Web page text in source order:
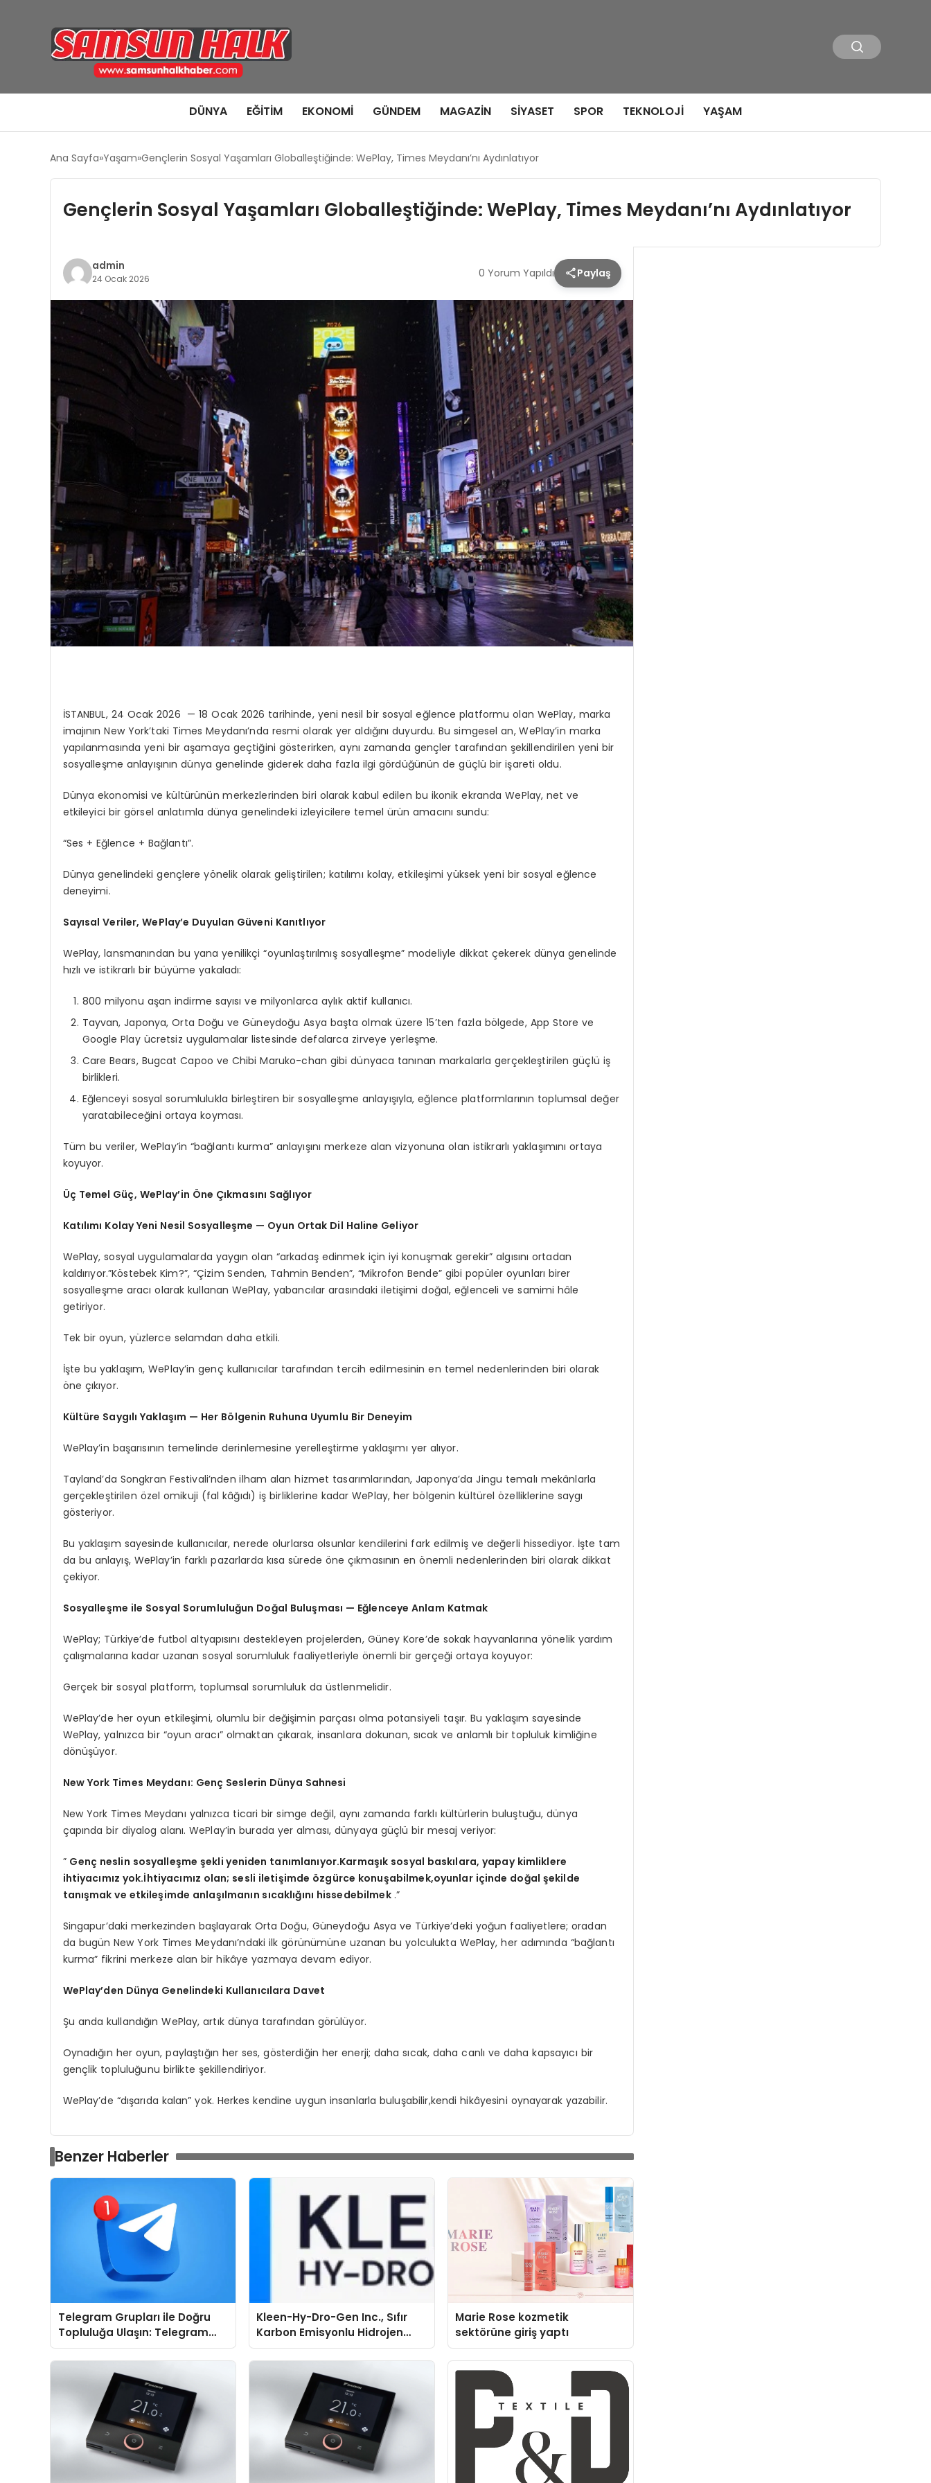
DÜNYA EĞITIM EKONOMI GÜNDEM MAGAZIN SIYASET SPOR TEKNOLOJI YAŞAM
Ana Sayfa Yaşam Gençlerin Sosyal Yaşamları Globalleştiğinde: WePlay, Times Meydanı’nı Aydınlatıyor
Gençlerin Sosyal Yaşamları Globalleştiğinde: WePlay, Times Meydanı’nı Aydınlatıyor
admin
24 Ocak 2026 0 Yorum Yapıldı Paylaş
İSTANBUL, 24 Ocak 2026 — 18 Ocak 2026 tarihinde, yeni nesil bir sosyal eğlence platformu olan WePlay, marka
imajının New York’taki Times Meydanı’nda resmi olarak yer aldığını duyurdu. Bu simgesel an, WePlay’in marka
yapılanmasında yeni bir aşamaya geçtiğini gösterirken, aynı zamanda gençler tarafından şekillendirilen yeni bir
sosyalleşme anlayışının dünya genelinde giderek daha fazla ilgi gördüğünün de güçlü bir işareti oldu.
Dünya ekonomisi ve kültürünün merkezlerinden biri olarak kabul edilen bu ikonik ekranda WePlay, net ve
etkileyici bir görsel anlatımla dünya genelindeki izleyicilere temel ürün amacını sundu:
“Ses + Eğlence + Bağlantı”.
Dünya genelindeki gençlere yönelik olarak geliştirilen; katılımı kolay, etkileşimi yüksek yeni bir sosyal eğlence
deneyimi.
Sayısal Veriler, WePlay’e Duyulan Güveni Kanıtlıyor
WePlay, lansmanından bu yana yenilikçi “oyunlaştırılmış sosyalleşme” modeliyle dikkat çekerek dünya genelinde
hızlı ve istikrarlı bir büyüme yakaladı:
800 milyonu aşan indirme sayısı ve milyonlarca aylık aktif kullanıcı.
Tayvan, Japonya, Orta Doğu ve Güneydoğu Asya başta olmak üzere 15’ten fazla bölgede, App Store ve
Google Play ücretsiz uygulamalar listesinde defalarca zirveye yerleşme.
Care Bears, Bugcat Capoo ve Chibi Maruko-chan gibi dünyaca tanınan markalarla gerçekleştirilen güçlü iş
birlikleri.
Eğlenceyi sosyal sorumlulukla birleştiren bir sosyalleşme anlayışıyla, eğlence platformlarının toplumsal değer
yaratabileceğini ortaya koyması.
Tüm bu veriler, WePlay’in “bağlantı kurma” anlayışını merkeze alan vizyonuna olan istikrarlı yaklaşımını ortaya
koyuyor.
Üç Temel Güç, WePlay’in Öne Çıkmasını Sağlıyor
Katılımı Kolay Yeni Nesil Sosyalleşme — Oyun Ortak Dil Haline Geliyor
WePlay, sosyal uygulamalarda yaygın olan “arkadaş edinmek için iyi konuşmak gerekir” algısını ortadan
kaldırıyor.”Köstebek Kim?”, “Çizim Senden, Tahmin Benden”, “Mikrofon Bende” gibi popüler oyunları birer
sosyalleşme aracı olarak kullanan WePlay, yabancılar arasındaki iletişimi doğal, eğlenceli ve samimi hâle
getiriyor.
Tek bir oyun, yüzlerce selamdan daha etkili.
İşte bu yaklaşım, WePlay’in genç kullanıcılar tarafından tercih edilmesinin en temel nedenlerinden biri olarak
öne çıkıyor.
Kültüre Saygılı Yaklaşım — Her Bölgenin Ruhuna Uyumlu Bir Deneyim
WePlay’in başarısının temelinde derinlemesine yerelleştirme yaklaşımı yer alıyor.
Tayland’da Songkran Festivali’nden ilham alan hizmet tasarımlarından, Japonya’da Jingu temalı mekânlarla
gerçekleştirilen özel omikuji (fal kâğıdı) iş birliklerine kadar WePlay, her bölgenin kültürel özelliklerine saygı
gösteriyor.
Bu yaklaşım sayesinde kullanıcılar, nerede olurlarsa olsunlar kendilerini fark edilmiş ve değerli hissediyor. İşte tam
da bu anlayış, WePlay’in farklı pazarlarda kısa sürede öne çıkmasının en önemli nedenlerinden biri olarak dikkat
çekiyor.
Sosyalleşme ile Sosyal Sorumluluğun Doğal Buluşması — Eğlenceye Anlam Katmak
WePlay; Türkiye’de futbol altyapısını destekleyen projelerden, Güney Kore’de sokak hayvanlarına yönelik yardım
çalışmalarına kadar uzanan sosyal sorumluluk faaliyetleriyle önemli bir gerçeği ortaya koyuyor:
Gerçek bir sosyal platform, toplumsal sorumluluk da üstlenmelidir.
WePlay’de her oyun etkileşimi, olumlu bir değişimin parçası olma potansiyeli taşır. Bu yaklaşım sayesinde
WePlay, yalnızca bir “oyun aracı” olmaktan çıkarak, insanlara dokunan, sıcak ve anlamlı bir topluluk kimliğine
dönüşüyor.
New York Times Meydanı: Genç Seslerin Dünya Sahnesi
New York Times Meydanı yalnızca ticari bir simge değil, aynı zamanda farklı kültürlerin buluştuğu, dünya
çapında bir diyalog alanı. WePlay’in burada yer alması, dünyaya güçlü bir mesaj veriyor:
” Genç neslin sosyalleşme şekli yeniden tanımlanıyor.Karmaşık sosyal baskılara, yapay kimliklere
ihtiyacımız yok.İhtiyacımız olan; sesli iletişimde özgürce konuşabilmek,oyunlar içinde doğal şekilde
tanışmak ve etkileşimde anlaşılmanın sıcaklığını hissedebilmek .”
Singapur’daki merkezinden başlayarak Orta Doğu, Güneydoğu Asya ve Türkiye’deki yoğun faaliyetlere; oradan
da bugün New York Times Meydanı’ndaki ilk görünümüne uzanan bu yolculukta WePlay, her adımında “bağlantı
kurma” fikrini merkeze alan bir hikâye yazmaya devam ediyor.
WePlay’den Dünya Genelindeki Kullanıcılara Davet
Şu anda kullandığın WePlay, artık dünya tarafından görülüyor.
Oynadığın her oyun, paylaştığın her ses, gösterdiğin her enerji; daha sıcak, daha canlı ve daha kapsayıcı bir
gençlik topluluğunu birlikte şekillendiriyor.
WePlay’de “dışarıda kalan” yok. Herkes kendine uygun insanlarla buluşabilir,kendi hikâyesini oynayarak yazabilir.
Benzer Haberler
Telegram Grupları ile Doğru
Topluluğa Ulaşın: Telegram
Gruplarında Doğru Başlangıç
Noktası
Kleen-Hy-Dro-Gen Inc., Sıfır
Karbon Emisyonlu Hidrojen
Isıtma Teknolojisinde ISO ve
TSSA Düzenleyici Onaylarını
Marie Rose kozmetik
sektörüne giriş yaptı